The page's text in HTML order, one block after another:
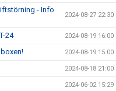
- Info
2024-08-27 22:30
24 2024-08-19 16:00
2024-08-19 15:00
2024-08-18 21:00
2024-06-02 15:29